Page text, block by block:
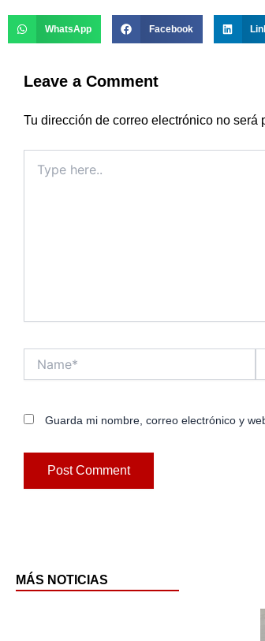
WhatsApp Facebook
Leave a Comment
Tu dirección de correo electrónico no será
here..
Guarda mi nombre, correo electrónico y
MÁS NOTICIAS